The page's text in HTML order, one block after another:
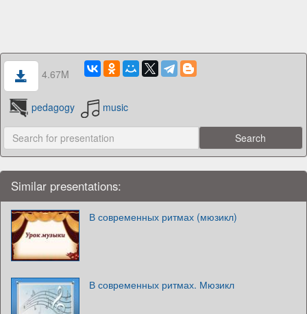
4.67M
pedagogy music
Similar presentations:
В современных ритмах (мюзикл)
В современных ритмах. Мюзикл